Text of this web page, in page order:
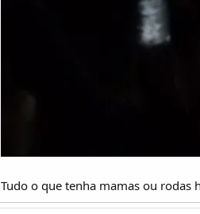
Tudo o que tenha mamas ou rodas